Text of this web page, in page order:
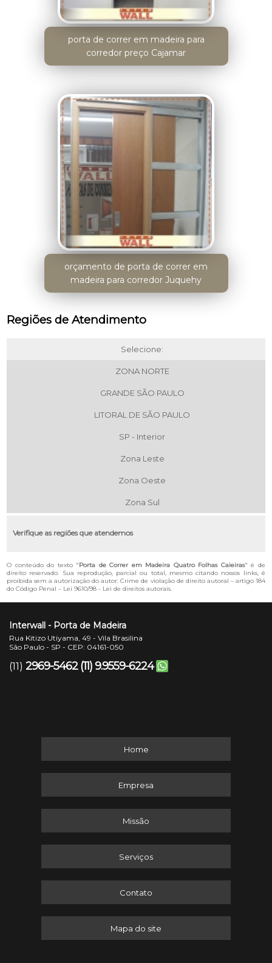
porta de correr em madeira para
corredor preço Cajamar
orçamento de porta de correr em
madeira para corredor Juquehy
Regiões de Atendimento
Selecione:
ZONA NORTE
GRANDE SÃO PAULO
LITORAL DE SÃO PAULO
SP - Interior
Zona Leste
Zona Oeste
Zona Sul
Verifique as regiões que atendemos
O conteúdo do texto "Porta de Correr em Madeira Quatro Folhas Caieiras" é de
direito reservado. Sua reprodução, parcial ou total, mesmo citando nossos links, é
proibida sem a autorização do autor. Crime de violação de direito autoral – artigo 184
do Código Penal – Lei 9610/98 - Lei de direitos autorais.
Interwall - Porta de Madeira
Rua Kitizo Utiyama, 49 - Vila Brasilina
São Paulo - SP - CEP: 04161-050
(11) 2969-5462 (11) 9.9559-6224
Home
Empresa
Missão
Serviços
Contato
Mapa do site